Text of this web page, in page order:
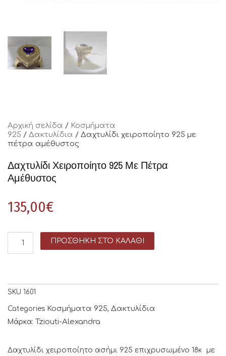
Αρχική σελίδα / Κοσμήματα
925 / Δακτυλίδια / Δαχτυλίδι χειροποίητο 925 με
πέτρα αμέθυστος
Δαχτυλίδι Χειροποίητο 925 Με Πέτρα
Αμέθυστος
135,00€
ΠΡΟΣΘΉΚΗ ΣΤΟ ΚΑΛΆΘΙ
SKU 1601
Categories Κοσμήματα 925, Δακτυλίδια
Μάρκα: Tziouti-Alexandra
Δαχτυλίδι χειροποίητο ασήμι 925 επιχρυσωμένο 18κ με